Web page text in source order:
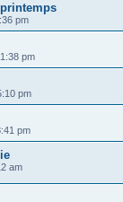
pm
pm
pm
pm
am